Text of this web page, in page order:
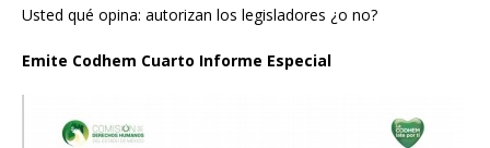
Usted qué opina: autorizan los legisladores ¿o no?
Emite Codhem Cuarto Informe Especial